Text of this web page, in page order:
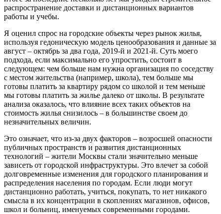
распространение доставки и дистанционных вариантов
работы и учебы.
Я оценил спрос на городские объекты через рынок жилья,
используя гедоническую модель ценообразования и данные за
август – октябрь за два года, 2019-й и 2021-й. Суть моего
подхода, если максимально его упростить, состоит в
следующем: чем больше нам нужна организация по соседству
с местом жительства (например, школа), тем больше мы
готовы платить за квартиру рядом со школой и тем меньше
мы готовы платить за жилье далеко от школы. В результате
анализа оказалось, что влияние всех таких объектов на
стоимость жилья снизилось – в большинстве своем до
незначительных величин.
Это означает, что из-за двух факторов – возросшей опасности
публичных пространств и развития дистанционных
технологий – жители Москвы стали значительно меньше
зависеть от городской инфраструктуры. Это влечет за собой
долговременные изменения для городского планирования и
распределения населения по городам. Если люди могут
дистанционно работать, учиться, покупать, то нет никакого
смысла в их концентрации в скоплениях магазинов, офисов,
школ и больниц, именуемых современными городами.